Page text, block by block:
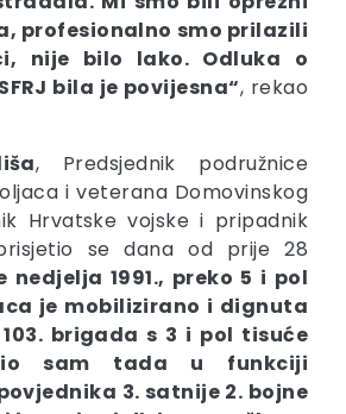
profesionalno smo prilazili
nije bilo lako. Odluka o
bila je povijesna“, rekao
, Predsjednik podružnice
i veterana Domovinskog
Hrvatske vojske i pripadnik
se dana od prije 28
nedjelja 1991., preko 5 i pol
je mobilizirano i dignuta
brigada s 3 i pol tisuće
sam tada u funkciji
3. satnije 2. bojne